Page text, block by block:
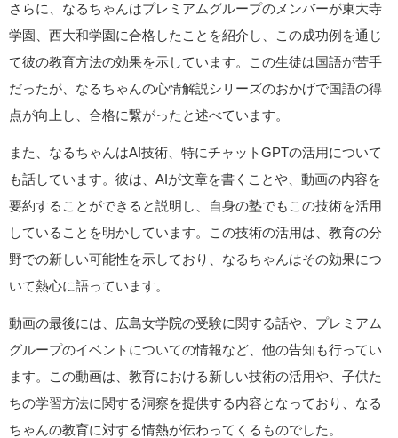
さらに、なるちゃんはプレミアムグループのメンバーが東大寺
学園、西大和学園に合格したことを紹介し、この成功例を通じ
て彼の教育方法の効果を示しています。この生徒は国語が苦手
だったが、なるちゃんの心情解説シリーズのおかげで国語の得
点が向上し、合格に繋がったと述べています。
また、なるちゃんはAI技術、特にチャットGPTの活用について
も話しています。彼は、AIが文章を書くことや、動画の内容を
要約することができると説明し、自身の塾でもこの技術を活用
していることを明かしています。この技術の活用は、教育の分
野での新しい可能性を示しており、なるちゃんはその効果につ
いて熱心に語っています。
動画の最後には、広島女学院の受験に関する話や、プレミアム
グループのイベントについての情報など、他の告知も行ってい
ます。この動画は、教育における新しい技術の活用や、子供た
ちの学習方法に関する洞察を提供する内容となっており、なる
ちゃんの教育に対する情熱が伝わってくるものでした。